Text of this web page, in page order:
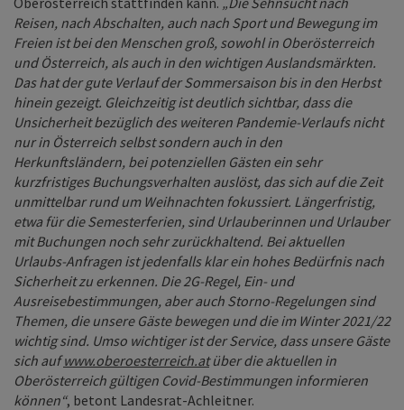
Reisen, nach Abschalten, auch nach Sport und Bewegung im
Freien ist bei den Menschen groß, sowohl in Oberösterreich
und Österreich, als auch in den wichtigen Auslandsmärkten.
Das hat der gute Verlauf der Sommersaison bis in den Herbst
hinein gezeigt. Gleichzeitig ist deutlich sichtbar, dass die
Unsicherheit bezüglich des weiteren Pandemie-Verlaufs nicht
nur in Österreich selbst sondern auch in den
Herkunftsländern, bei potenziellen Gästen ein sehr
kurzfristiges Buchungsverhalten auslöst, das sich auf die Zeit
unmittelbar rund um Weihnachten fokussiert. Längerfristig,
etwa für die Semesterferien, sind Urlauberinnen und Urlauber
mit Buchungen noch sehr zurückhaltend. Bei aktuellen
Urlaubs-Anfragen ist jedenfalls klar ein hohes Bedürfnis nach
Sicherheit zu erkennen. Die 2G-Regel, Ein- und
Ausreisebestimmungen, aber auch Storno-Regelungen sind
Themen, die unsere Gäste bewegen und die im Winter 2021/22
wichtig sind. Umso wichtiger ist der Service, dass unsere Gäste
sich aufwww.oberoesterreich.atüber die aktuellen in
Oberösterreich gültigen Covid-Bestimmungen informieren
können“, betont Landesrat-Achleitner.